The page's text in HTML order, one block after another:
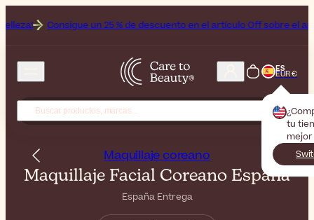
un 25 % de descuento en el artículo Off sobre el artículo
ES
EUR €
tu
Maquillaje coreano
Maquillaje Facial Coreano España
España Entrega